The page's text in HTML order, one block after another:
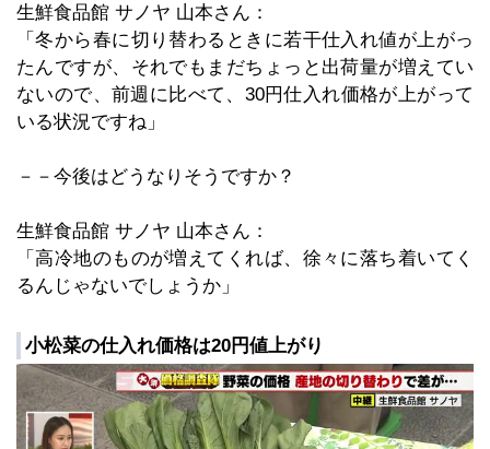
生鮮食品館 サノヤ 山本さん：
「冬から春に切り替わるときに若干仕入れ値が上がっ
たんですが、それでもまだちょっと出荷量が増えてい
ないので、前週に比べて、30円仕入れ価格が上がって
いる状況ですね」
－－今後はどうなりそうですか？
生鮮食品館 サノヤ 山本さん：
「高冷地のものが増えてくれば、徐々に落ち着いてく
るんじゃないでしょうか」
小松菜の仕入れ価格は20円値上がり